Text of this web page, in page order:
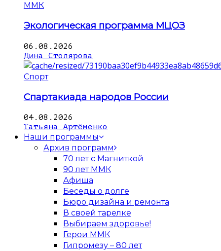
ММК
Экологическая программа МЦОЗ
06.08.2026
Дина Столярова
Спорт
Спартакиада народов России
04.08.2026
Татьяна Артёменко
Наши программы
Архив программ
70 лет с Магниткой
90 лет ММК
Афиша
Беседы о долге
Бюро дизайна и ремонта
В своей тарелке
Выбираем здоровье!
Герои ММК
Гипромезу – 80 лет